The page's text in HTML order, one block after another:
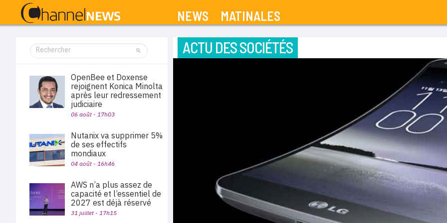
NEWS MATINALES
ACTU DES SOCIÉTÉS
OpenBee et Doxense
rejoignent Konica Minolta
après leur redressement
judiciaire
06 août - 17h03
Nutanix va supprimer 5%
de ses effectifs
mondiaux
04 août - 16h46
AWS n’a plus assez de
capacité et l’essentiel de
2027 est déjà réservé
31 juillet - 17h15